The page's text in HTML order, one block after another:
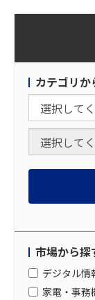
カテゴリか
市場から探
デジタル情
家電・事務